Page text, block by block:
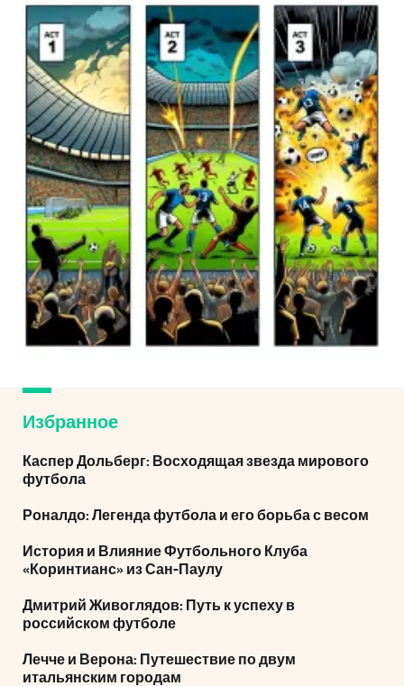
Избранное
Каспер Дольберг: Восходящая звезда мирового
футбола
Роналдо: Легенда футбола и его борьба с весом
История и Влияние Футбольного Клуба
«Коринтианс» из Сан-Паулу
Дмитрий Живоглядов: Путь к успеху в
российском футболе
Лечче и Верона: Путешествие по двум
итальянским городам